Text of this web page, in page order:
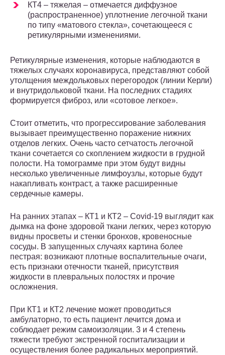
КТ4 – тяжелая – отмечается диффузное
(распространенное) уплотнение легочной ткани
по типу «матового стекла», сочетающееся с
ретикулярными изменениями.
Ретикулярные изменения, которые наблюдаются в
тяжелых случаях коронавируса, представляют собой
утолщения междольковых перегородок (линии Керли)
и внутридольковой ткани. На последних стадиях
формируется фиброз, или «сотовое легкое».
Стоит отметить, что прогрессирование заболевания
вызывает преимущественно поражение нижних
отделов легких. Очень часто сетчатость легочной
ткани сочетается со скоплением жидкости в грудной
полости. На томограмме при этом будут видны
несколько увеличенные лимфоузлы, которые будут
накапливать контраст, а также расширенные
сердечные камеры.
На ранних этапах – КТ1 и КТ2 – Covid-19 выглядит как
дымка на фоне здоровой ткани легких, через которую
видны просветы и стенки бронхов, кровеносные
сосуды. В запущенных случаях картина более
пестрая: возникают плотные воспалительные очаги,
есть признаки отечности тканей, присутствия
жидкости в плевральных полостях и прочие
осложнения.
При КТ1 и КТ2 лечение может проводиться
амбулаторно, то есть пациент лечится дома и
соблюдает режим самоизоляции. 3 и 4 степень
тяжести требуют экстренной госпитализации и
осуществления более радикальных мероприятий.